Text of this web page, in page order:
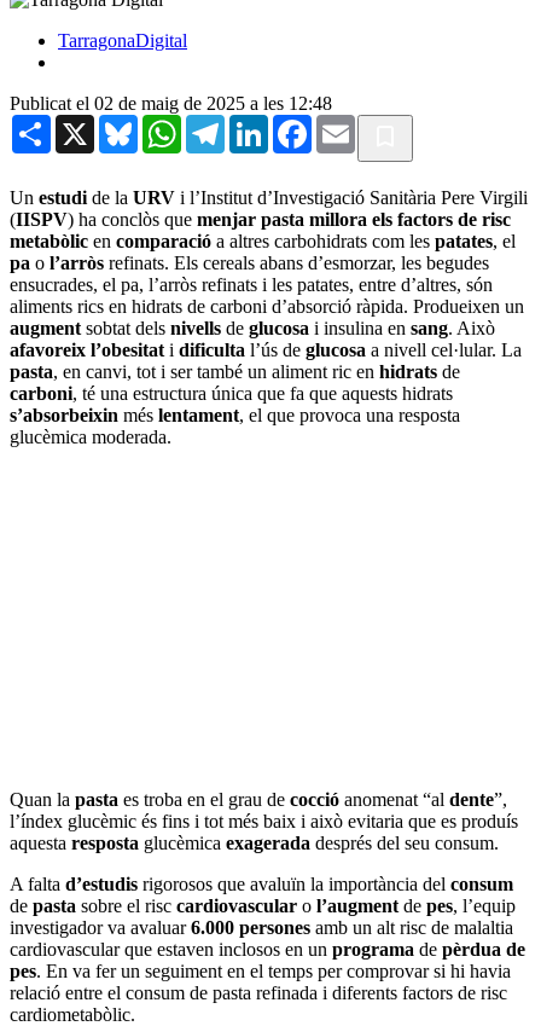
TarragonaDigital
Publicat el 02 de maig de 2025 a les 12:48
Share X BlueskyWhatsAppTelegramLinkedInFacebook
Email
Un estudi de la URV i l’Institut d’Investigació Sanitària Pere Virgili
(IISPV) ha conclòs que menjar pasta millora els factors de risc
metabòlic en comparació a altres carbohidrats com les patates, el
pa o l’arròs refinats. Els cereals abans d’esmorzar, les begudes
ensucrades, el pa, l’arròs refinats i les patates, entre d’altres, són
aliments rics en hidrats de carboni d’absorció ràpida. Produeixen un
augment sobtat dels nivells de glucosa i insulina en sang. Això
afavoreix l’obesitat i dificulta l’ús de glucosa a nivell cel·lular. La
pasta, en canvi, tot i ser també un aliment ric en hidrats de
carboni, té una estructura única que fa que aquests hidrats
s’absorbeixin més lentament, el que provoca una resposta
glucèmica moderada.
Quan la pasta es troba en el grau de cocció anomenat “al dente”,
l’índex glucèmic és fins i tot més baix i això evitaria que es produís
aquesta resposta glucèmica exagerada després del seu consum.
A falta d’estudis rigorosos que avaluïn la importància del consum
de pasta sobre el risc cardiovascular o l’augment de pes, l’equip
investigador va avaluar6.000 persones amb un alt risc de malaltia
cardiovascular que estaven inclosos en un programa de pèrdua de
pes. En va fer un seguiment en el temps per comprovar si hi havia
relació entre el consum de pasta refinada i diferents factors de risc
cardiometabòlic.